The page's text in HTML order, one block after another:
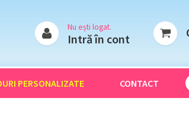
Nu ești logat.
Intră în cont
PERSONALIZATE CONTACT